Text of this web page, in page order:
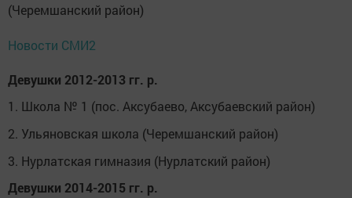
(Черемшанский район)
Новости СМИ2
Девушки 2012-2013 гг. р.
1. Школа № 1 (пос. Аксубаево, Аксубаевский район)
2. Ульяновская школа (Черемшанский район)
3. Нурлатская гимназия (Нурлатский район)
Девушки 2014-2015 гг. р.